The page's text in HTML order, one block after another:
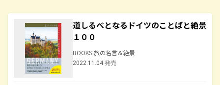
道しるべとなるドイツのことばと絶景
１００
BOOKS 旅の名言＆絶景
2022.11.04 発売